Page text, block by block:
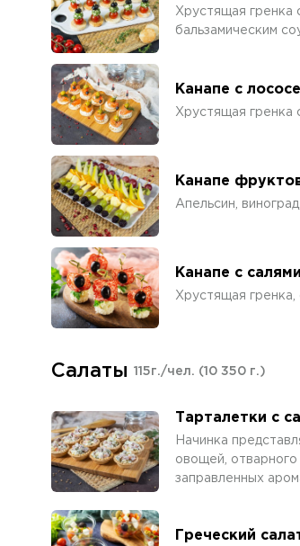
Хрустящая гренка
бальзамическим
Канапе с
Хрустящая гренка
Канапе
Апельсин,
Канапе с
Хрустящая гренка,
Салаты 115г./чел. (10 350 г.)
Тарталетки с
Начинка
овощей,
заправленных
Греческий